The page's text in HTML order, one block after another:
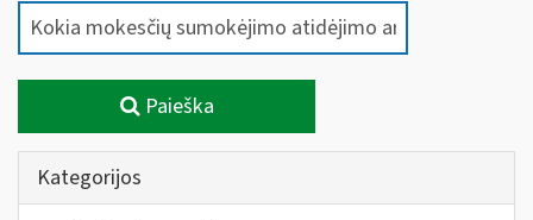
Paieška
Kategorijos